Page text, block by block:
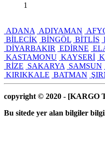
1
ADANA ADIYAMAN
BİLECİK BİNGÖL BİTLİS
DİYARBAKIR EDİRNE
KASTAMONU KAYSERİ
RİZE SAKARYA SAMSUN
KIRIKKALE BATMAN
copyright © 2020 - [KARGO
Bu sitede yer alan bilgiler